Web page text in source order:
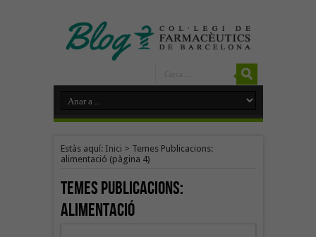
Estàs aquí: Inici > Temes Publicacions:
alimentació (pàgina 4)
Temes Publicacions:
alimentació